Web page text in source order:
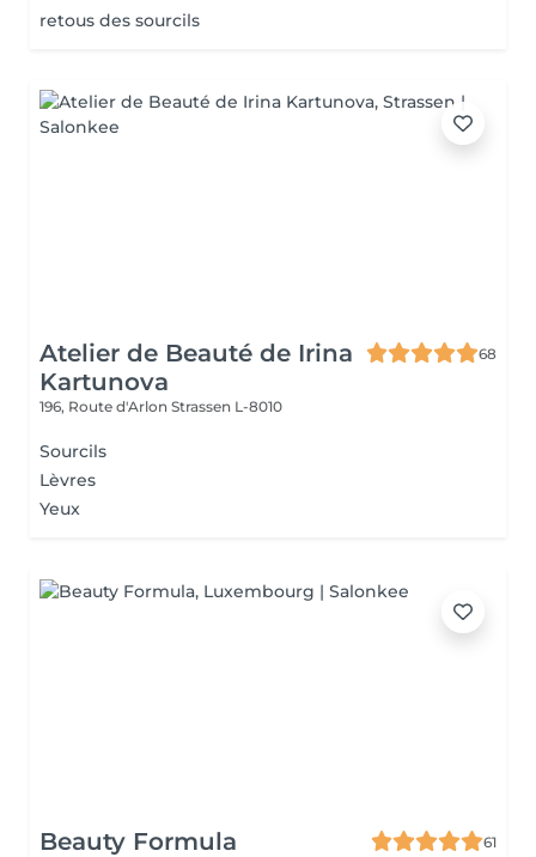
retous des sourcils
Atelier de Beauté de Irina
Kartunova
68
196, Route d'Arlon Strassen L-8010
Sourcils
Lèvres
Yeux
Beauty Formula
61